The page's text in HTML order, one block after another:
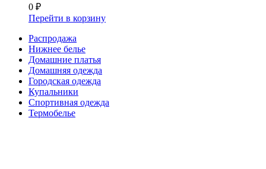
0 ₽
Перейти в корзину
Распродажа
Нижнее белье
Домашние платья
Домашняя одежда
Городская одежда
Купальники
Спортивная одежда
Термобелье